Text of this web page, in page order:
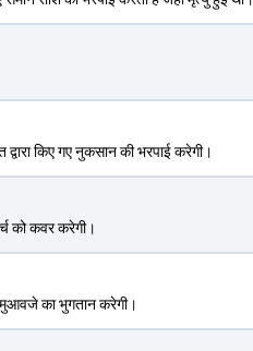
किए गए नुकसान की भरपाई करेगी।
को कवर करेगी।
मुआवजे का भुगतान करेगी।